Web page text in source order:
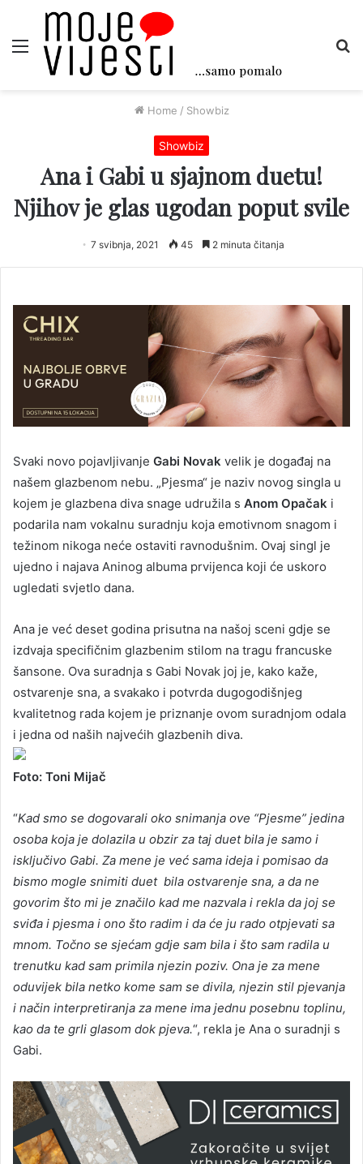
Menu
Home / Showbiz
Showbiz
Ana i Gabi u sjajnom duetu!
Njihov je glas ugodan poput svile
7 svibnja, 2021 45 2 minuta čitanja
Svaki novo pojavljivanje Gabi Novak velik je događaj na
našem glazbenom nebu. „Pjesma“ je naziv novog singla u
kojem je glazbena diva snage udružila s Anom Opačak i
podarila nam vokalnu suradnju koja emotivnom snagom i
težinom nikoga neće ostaviti ravnodušnim. Ovaj singl je
ujedno i najava Aninog albuma prvijenca koji će uskoro
ugledati svjetlo dana.
Ana je već deset godina prisutna na našoj sceni gdje se
izdvaja specifičnim glazbenim stilom na tragu francuske
šansone. Ova suradnja s Gabi Novak joj je, kako kaže,
ostvarenje sna, a svakako i potvrda dugogodišnjeg
kvalitetnog rada kojem je priznanje ovom suradnjom odala
i jedna od naših najvećih glazbenih diva.
Foto: Toni Mijač
“Kad smo se dogovarali oko snimanja ove “Pjesme” jedina
osoba koja je dolazila u obzir za taj duet bila je samo i
isključivo Gabi. Za mene je već sama ideja i pomisao da
bismo mogle snimiti duet bila ostvarenje sna, a da ne
govorim što mi je značilo kad me nazvala i rekla da joj se
sviđa i pjesma i ono što radim i da će ju rado otpjevati sa
mnom. Točno se sjećam gdje sam bila i što sam radila u
trenutku kad sam primila njezin poziv. Ona je za mene
oduvijek bila netko kome sam se divila, njezin stil pjevanja
i način interpretiranja za mene ima jednu posebnu toplinu,
kao da te grli glasom dok pjeva.“, rekla je Ana o suradnji s
Gabi.